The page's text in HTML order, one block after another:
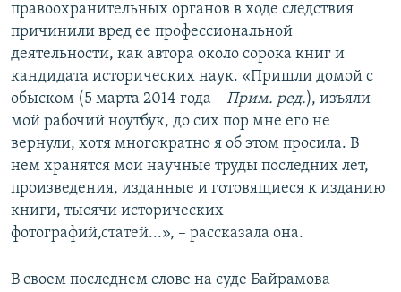
правоохранительных органов в ходе следствия
причинили вред ее профессиональной
деятельности, как автора около сорока книг и
кандидата исторических наук. «Пришли домой с
обыском (5 марта 2014 года – Прим. ред.), изъяли
мой рабочий ноутбук, до сих пор мне его не
вернули, хотя многократно я об этом просила. В
нем хранятся мои научные труды последних лет,
произведения, изданные и готовящиеся к изданию
книги, тысячи исторических
фотографий,статей...», – рассказала она.
В своем последнем слове на суде Байрамова